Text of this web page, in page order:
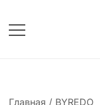
содержимому
Главная / BYREDO